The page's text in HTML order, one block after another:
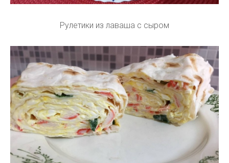
Рулетики из лаваша с сыром